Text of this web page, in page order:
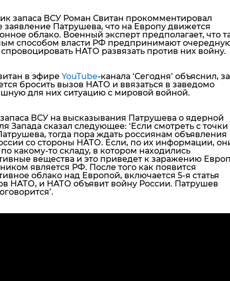
запаса ВСУ Роман Свитан прокомментировал
заявление Патрушева, что на Европу движется
облако. Военный эксперт предполагает, что
способом власти РФ предпринимают
НАТО развязать против них войну.
в эфиреYouTube-канала ‘Сегодня’ объяснил,
бросить вызов НАТО и ввязаться в заведомо
для них ситуацию с мировой войной.
ВСУ на высказывания Патрушева о ядерной
Запада сказал следующее: ‘Если смотреть с точки
тогда пора ждать россиянам объявления
со стороны НАТО. Если, по их информации,
какому-то складу, в котором находились
вещества и это приведет к заражению
является РФ. После того как появится
облако над Европой, включается 5-я статья
НАТО, и НАТО объявит войну России. Патрушев
.